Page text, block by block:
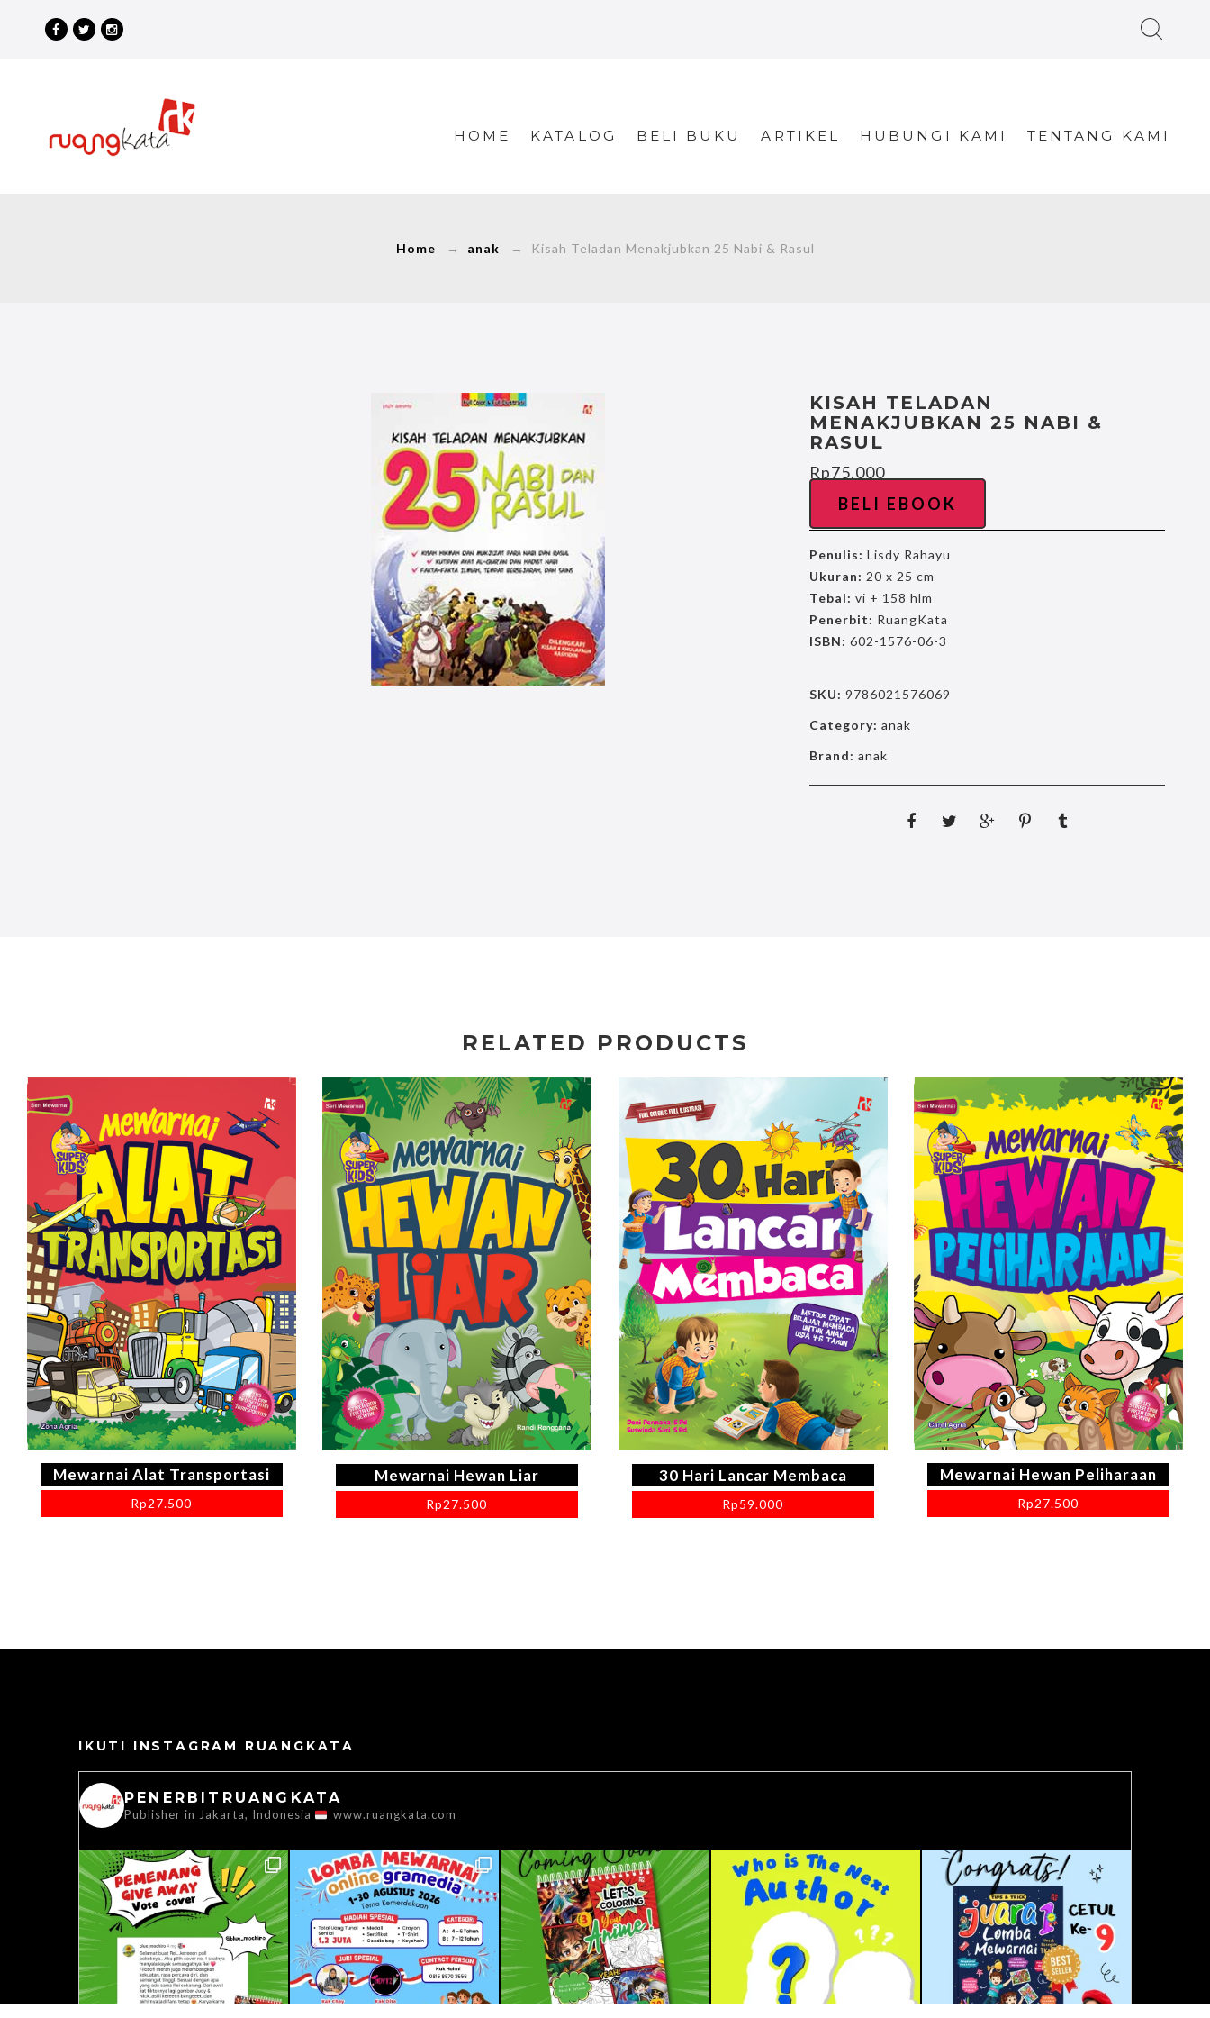
HOME KATALOG BELI BUKU ARTIKEL HUBUNGI KAMI TENTANG KAMI
Home → anak → Kisah Teladan Menakjubkan 25 Nabi & Rasul
KISAH TELADAN
MENAKJUBKAN 25 NABI &
RASUL
Rp75.000
BELI EBOOK
Penulis: Lisdy Rahayu
Ukuran: 20 x 25 cm
Tebal: vi + 158 hlm
Penerbit: RuangKata
ISBN: 602-1576-06-3
SKU:9786021576069
Category:anak
Brand:anak
RELATED PRODUCTS
Mewarnai Alat Transportasi
Rp27.500
Mewarnai Hewan Liar
Rp27.500
30 Hari Lancar Membaca
Rp59.000
Mewarnai Hewan Peliharaan
Rp27.500
IKUTI INSTAGRAM RUANGKATA
PENERBITRUANGKATA
Publisher in Jakarta, Indonesia www.ruangkata.com